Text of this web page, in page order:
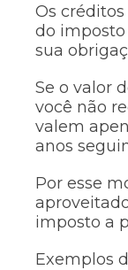
Os
do
sua
Se o valor
você não
valem
anos
Por esse
imposto a
Exemplos